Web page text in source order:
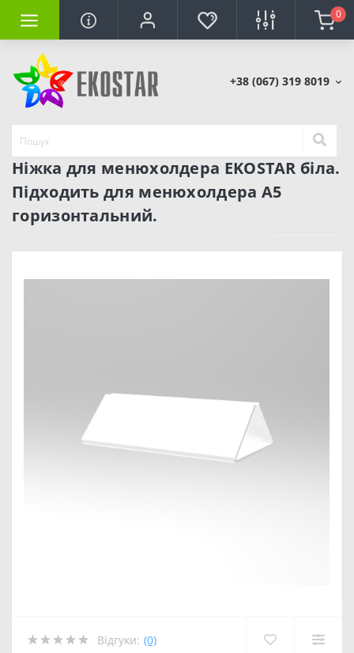
0
+38 (067) 319 8019
Ніжка для менюхолдера EKOSTAR біла.
Підходить для менюхолдера А5
горизонтальний.
Відгуки: (0)